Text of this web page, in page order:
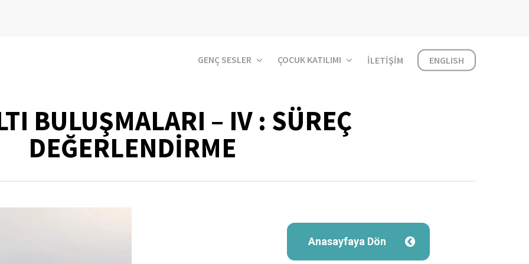
GENÇ SESLER ÇOCUK KATILIMI İLETIŞIM ENGLISH
BULUŞMALARI – IV : SÜREÇ
DEĞERLENDİRME
Anasayfaya Dön